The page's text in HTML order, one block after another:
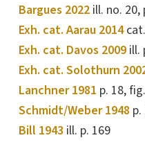
Bargues 2022 ill. no. 20,
Exh. cat. Aarau 2014
Exh. cat. Davos 2009 ill.
Exh. cat. Solothurn
Lanchner 1981 p. 18,
Schmidt/Weber 1948
Bill 1943 ill. p. 169